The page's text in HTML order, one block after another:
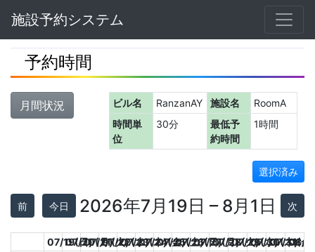
Navbar
施設予約システム
予約時間
月間状況 ビル名 RanzanAY 施設名
RoomA
時間単
位
30分
最低予
約時間
1時間
選択済み
前 今日 2026年7月19日 – 8月1日 次
07/19(日)
07/20(月)
07/21(火)
07/22(水)
07/23(木)
07/24(金)
07/25(土)
07/26(日)
07/27(月)
07/28(火)
07/29(水)
07/30(木)
07/31(金)
08/